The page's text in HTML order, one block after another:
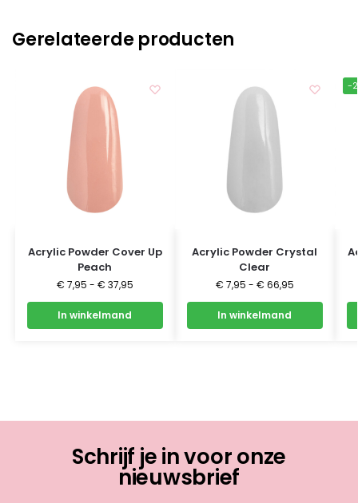
Gerelateerde producten
Acrylic Powder Cover Up
Peach
€ 7,95 - € 37,95
In winkelmand
Acrylic Powder Crystal
Clear
€ 7,95 - € 66,95
In winkelmand
-
Schrijf je in voor onze
nieuwsbrief